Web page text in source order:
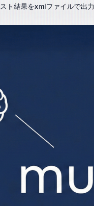
ト結果をxmlファイルで出力